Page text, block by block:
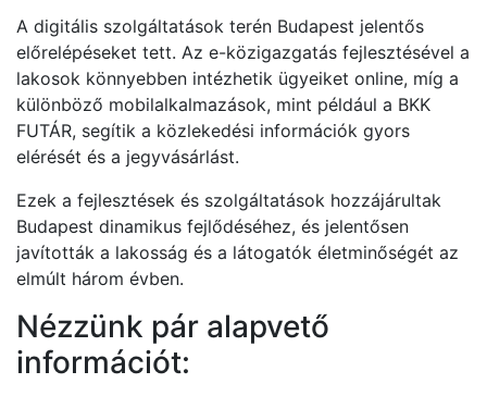
A digitális szolgáltatások terén Budapest jelentős
előrelépéseket tett. Az e-közigazgatás fejlesztésével a
lakosok könnyebben intézhetik ügyeiket online, míg a
különböző mobilalkalmazások, mint például a BKK
FUTÁR, segítik a közlekedési információk gyors
elérését és a jegyvásárlást.
Ezek a fejlesztések és szolgáltatások hozzájárultak
Budapest dinamikus fejlődéséhez, és jelentősen
javították a lakosság és a látogatók életminőségét az
elmúlt három évben.
Nézzünk pár alapvető
információt: